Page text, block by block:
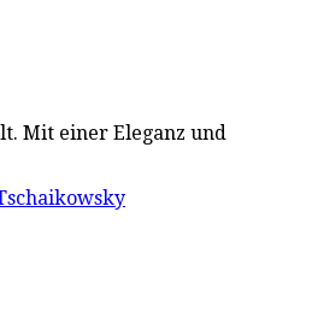
Mit einer Eleganz und